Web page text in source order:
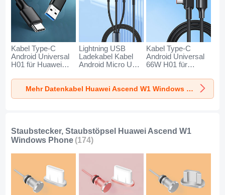
Kabel Type-C
Android Universal
H01 für Huawei
Windows Phone
Dunkelgrau
Lightning USB
Ladekabel Kabel
Android Micro USB
für Huawei Ascend
W1 Windows
Phone Schwarz
Kabel Type-C
Android Universal
66W H01 für
Windows Phone
Schwarz
Mehr Datenkabel Huawei Ascend W1 Windows Phone
Staubstecker, Staubstöpsel Huawei Ascend W1
Windows Phone (174)